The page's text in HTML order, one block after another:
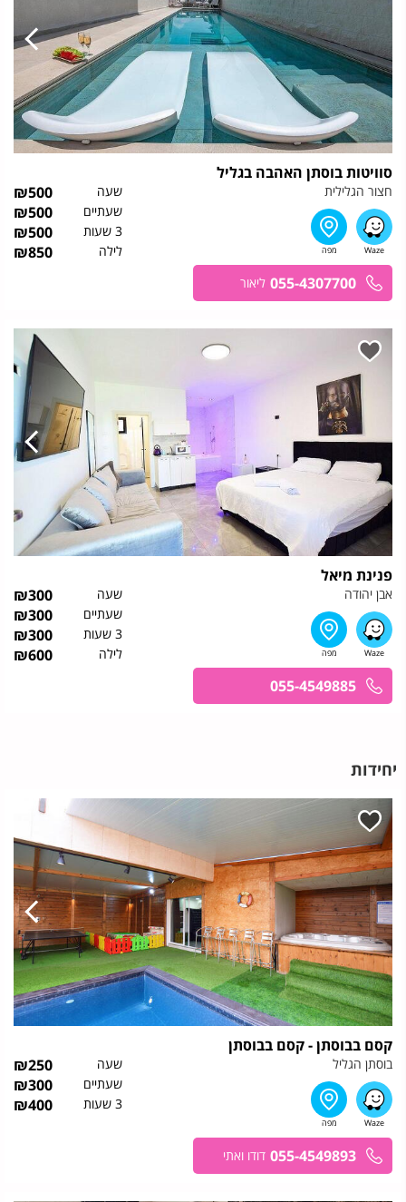
סוויטות בוסתן האהבה בגליל
חצור הגלילית שעה ₪500
שעתיים ₪500
3 שעות ₪500
לילה ₪850
055-4307700 ליאור
פנינת מיאל
אבן יהודה שעה ₪300
שעתיים ₪300
3 שעות ₪300
לילה ₪600
055-4549885
יחידות
קסם בבוסתן - קסם בבוסתן
בוסתן הגליל שעה ₪250
שעתיים ₪300
3 שעות ₪400
055-4549893 דודו ואתי